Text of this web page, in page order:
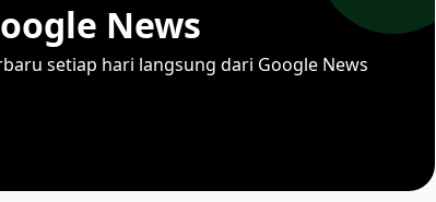
News
setiap hari langsung dari Google News